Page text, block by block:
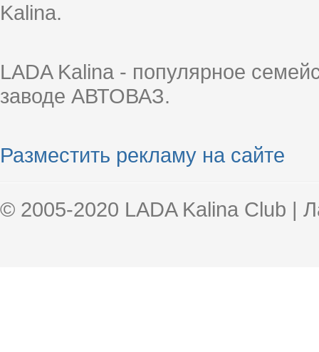
Kalina.
LADA Kalina - популярное
заводе АВТОВАЗ.
Разместить рекламу на сайте
© 2005-2020 LADA Kalina Club |